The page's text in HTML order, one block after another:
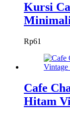
Kursi
Rp61
Cafe
Hitam